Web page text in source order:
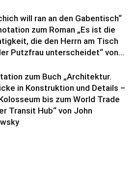
will ran an den Gabentisch“
zum Roman „Es ist die
die den Herrn am Tisch
Putzfrau unterscheidet“ von...
zum Buch „Architektur.
in Konstruktion und Details –
bis zum World Trade
Transit Hub“ von John